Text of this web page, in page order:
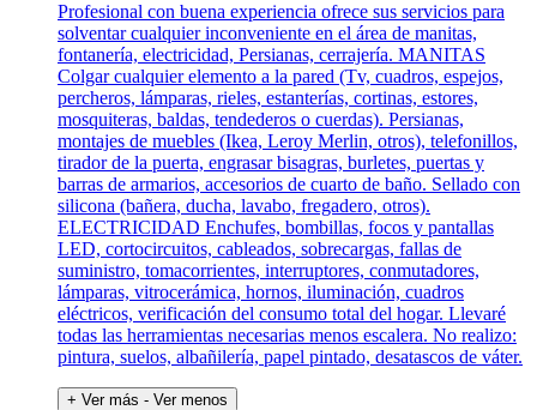
Profesional con buena experiencia ofrece sus servicios para
solventar cualquier inconveniente en el área de manitas,
fontanería, electricidad, Persianas, cerrajería. MANITAS
Colgar cualquier elemento a la pared (Tv, cuadros, espejos,
percheros, lámparas, rieles, estanterías, cortinas, estores,
mosquiteras, baldas, tendederos o cuerdas). Persianas,
montajes de muebles (Ikea, Leroy Merlin, otros), telefonillos,
tirador de la puerta, engrasar bisagras, burletes, puertas y
barras de armarios, accesorios de cuarto de baño. Sellado con
silicona (bañera, ducha, lavabo, fregadero, otros).
ELECTRICIDAD Enchufes, bombillas, focos y pantallas
LED, cortocircuitos, cableados, sobrecargas, fallas de
suministro, tomacorrientes, interruptores, conmutadores,
lámparas, vitrocerámica, hornos, iluminación, cuadros
eléctricos, verificación del consumo total del hogar. Llevaré
todas las herramientas necesarias menos escalera. No realizo:
pintura, suelos, albañilería, papel pintado, desatascos de váter.
+ Ver más - Ver menos